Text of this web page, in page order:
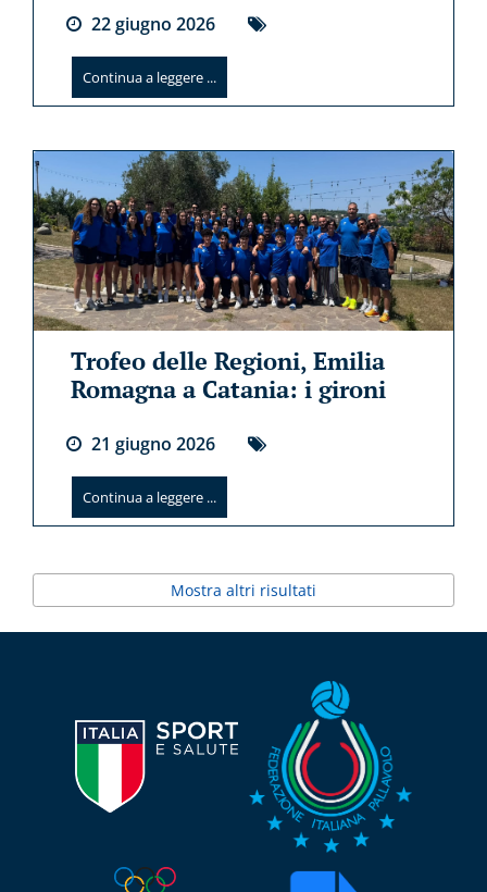
22giugno 2026
Continua a leggere ...
Trofeo delle Regioni, Emilia
Romagna a Catania: i gironi
21 giugno 2026
Continua a leggere ...
Mostra altri risultati